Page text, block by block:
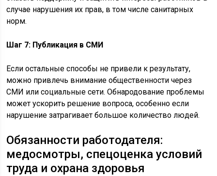
случае нарушения их прав, в том числе санитарных
норм.
Шаг 7: Публикация в СМИ
Если остальные способы не привели к результату,
можно привлечь внимание общественности через
СМИ или социальные сети. Обнародование проблемы
может ускорить решение вопроса, особенно если
нарушение затрагивает большое количество людей.
Обязанности работодателя:
медосмотры, спецоценка условий
труда и охрана здоровья